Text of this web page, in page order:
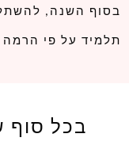
בסוף השנה,
תלמיד על פי הרמה
בכל סוף